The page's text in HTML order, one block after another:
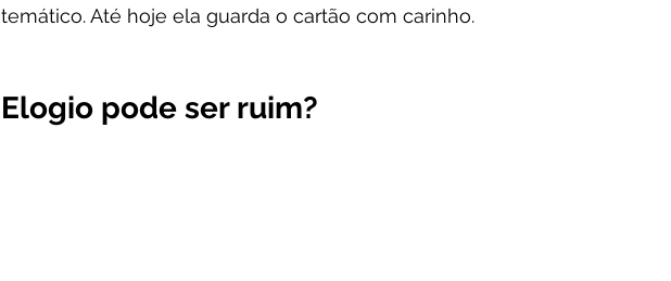
temático. Até hoje ela guarda o cartão com carinho.
Elogio pode ser ruim?